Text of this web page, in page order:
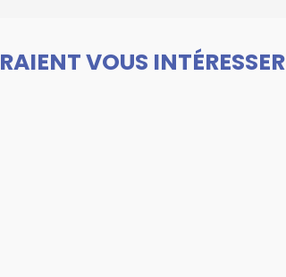
VOUS INTÉRESSER